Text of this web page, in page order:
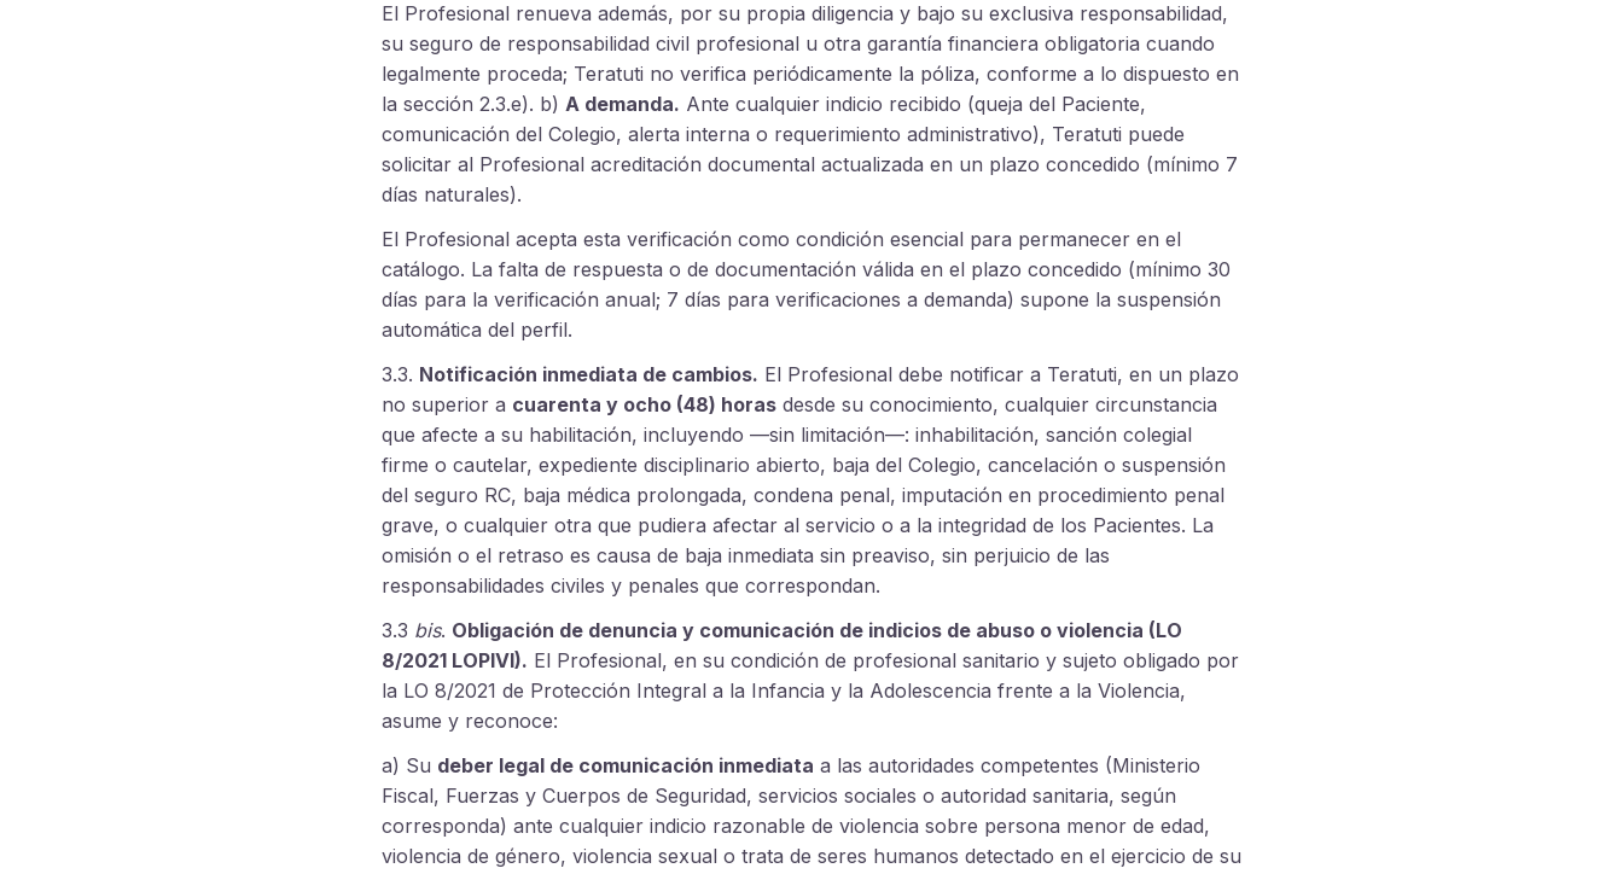
El Profesional renueva además, por su propia diligencia y bajo su exclusiva responsabilidad,
su seguro de responsabilidad civil profesional u otra garantía financiera obligatoria cuando
legalmente proceda; Teratuti no verifica periódicamente la póliza, conforme a lo dispuesto en
la sección 2.3.e). b) A demanda. Ante cualquier indicio recibido (queja del Paciente,
comunicación del Colegio, alerta interna o requerimiento administrativo), Teratuti puede
solicitar al Profesional acreditación documental actualizada en un plazo concedido (mínimo 7
días naturales).
El Profesional acepta esta verificación como condición esencial para permanecer en el
catálogo. La falta de respuesta o de documentación válida en el plazo concedido (mínimo 30
días para la verificación anual; 7 días para verificaciones a demanda) supone la suspensión
automática del perfil.
3.3. Notificación inmediata de cambios. El Profesional debe notificar a Teratuti, en un plazo
no superior a cuarenta y ocho (48) horas desde su conocimiento, cualquier circunstancia
que afecte a su habilitación, incluyendo —sin limitación—: inhabilitación, sanción colegial
firme o cautelar, expediente disciplinario abierto, baja del Colegio, cancelación o suspensión
del seguro RC, baja médica prolongada, condena penal, imputación en procedimiento penal
grave, o cualquier otra que pudiera afectar al servicio o a la integridad de los Pacientes. La
omisión o el retraso es causa de baja inmediata sin preaviso, sin perjuicio de las
responsabilidades civiles y penales que correspondan.
3.3 bis. Obligación de denuncia y comunicación de indicios de abuso o violencia (LO
8/2021 LOPIVI). El Profesional, en su condición de profesional sanitario y sujeto obligado por
la LO 8/2021 de Protección Integral a la Infancia y la Adolescencia frente a la Violencia,
asume y reconoce:
a) Su deber legal de comunicación inmediata a las autoridades competentes (Ministerio
Fiscal, Fuerzas y Cuerpos de Seguridad, servicios sociales o autoridad sanitaria, según
corresponda) ante cualquier indicio razonable de violencia sobre persona menor de edad,
violencia de género, violencia sexual o trata de seres humanos detectado en el ejercicio de su